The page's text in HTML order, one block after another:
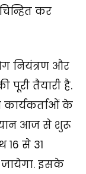
कर
नियंत्रण और
पूरी तैयारी है.
के
आज से शुरू
से 31
इसके